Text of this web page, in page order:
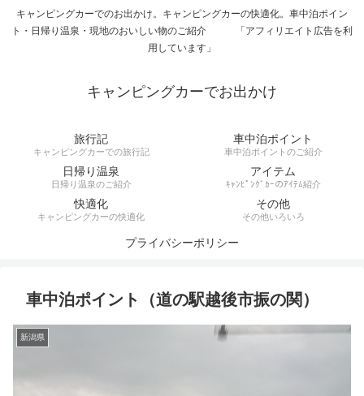
キャンピングカーでのお出かけ。キャンピングカーの快適化。車中泊ポイン
ト・日帰り温泉・現地のおいしい物のご紹介 「アフィリエイト広告を利
用しています」
キャンピングカーでお出かけ
旅行記
キャンピングカーでの旅行記
車中泊ポイント
車中泊ポイントのご紹介
日帰り温泉
日帰り温泉のご紹介
アイテム
ｷｬﾝﾋﾟﾝｸﾞｶｰのｱｲﾃﾑ紹介
快適化
キャンピングカーの快適化
その他
その他いろいろ
プライバシーポリシー
車中泊ポイント（道の駅越後市振の関）
新潟県